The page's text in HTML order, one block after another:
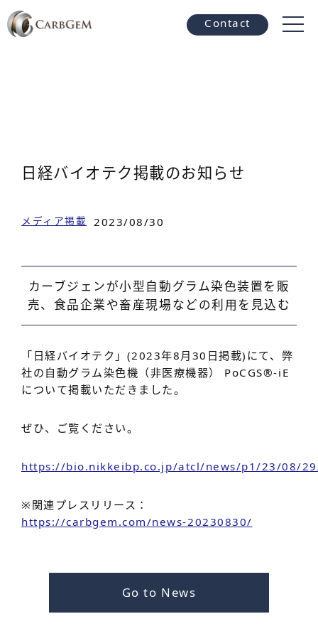
Contact
日経バイオテク掲載のお知らせ
メディア掲載 2023/08/30
カーブジェンが小型自動グラム染色装置を販
売、食品企業や畜産現場などの利用を見込む
「日経バイオテク」(2023年8月30日掲載)にて、弊
社の自動グラム染色機（非医療機器） PoCGS®-iE
について掲載いただきました。
ぜひ、ご覧ください。
https://bio.nikkeibp.co.jp/atcl/news/p1/23/08/
※関連プレスリリース：
https://carbgem.com/news-20230830/
Go to News